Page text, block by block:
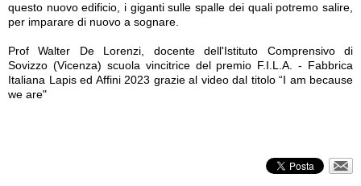
questo nuovo edificio, i giganti sulle spalle dei quali potremo salire,
per imparare di nuovo a sognare.
Prof Walter De Lorenzi, docente dell'Istituto Comprensivo di
Sovizzo (Vicenza) scuola vincitrice del premio F.I.L.A. - Fabbrica
Italiana Lapis ed Affini 2023 grazie al video dal titolo “I am because
we are"